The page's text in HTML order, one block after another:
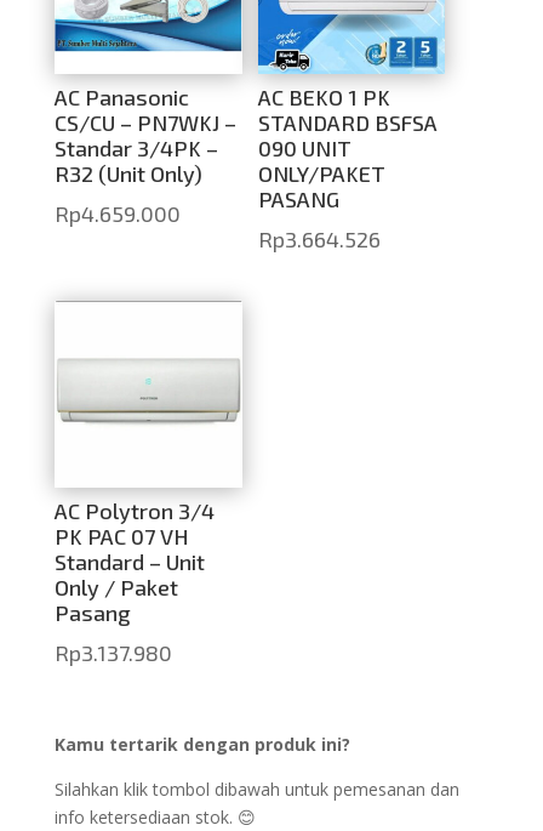
AC Panasonic
CS/CU – PN7WKJ –
Standar 3/4PK –
R32 (Unit Only)
Rp4.659.000
AC BEKO 1 PK
STANDARD BSFSA
090 UNIT
ONLY/PAKET
PASANG
Rp3.664.526
AC Polytron 3/4
PK PAC 07 VH
Standard – Unit
Only / Paket
Pasang
Rp3.137.980
Kamu tertarik dengan produk ini?
Silahkan klik tombol dibawah untuk pemesanan dan
info ketersediaan stok. 😊